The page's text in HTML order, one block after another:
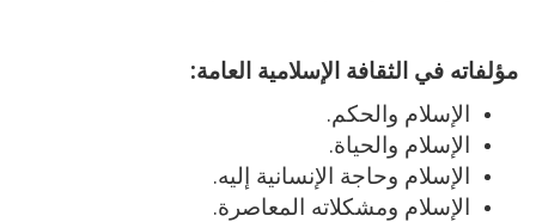
مؤلفاته في الثقافة الإسلامية العامة:
الإسلام والحكم.
الإسلام والحياة.
الإسلام وحاجة الإنسانية إليه.
الإسلام ومشكلاته المعاصرة.